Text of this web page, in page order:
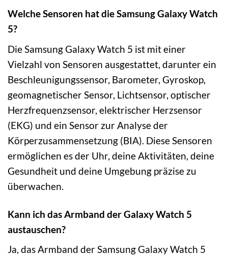
Welche Sensoren hat die Samsung Galaxy Watch
5?
Die Samsung Galaxy Watch 5 ist mit einer
Vielzahl von Sensoren ausgestattet, darunter ein
Beschleunigungssensor, Barometer, Gyroskop,
geomagnetischer Sensor, Lichtsensor, optischer
Herzfrequenzsensor, elektrischer Herzsensor
(EKG) und ein Sensor zur Analyse der
Körperzusammensetzung (BIA). Diese Sensoren
ermöglichen es der Uhr, deine Aktivitäten, deine
Gesundheit und deine Umgebung präzise zu
überwachen.
Kann ich das Armband der Galaxy Watch 5
austauschen?
Ja, das Armband der Samsung Galaxy Watch 5